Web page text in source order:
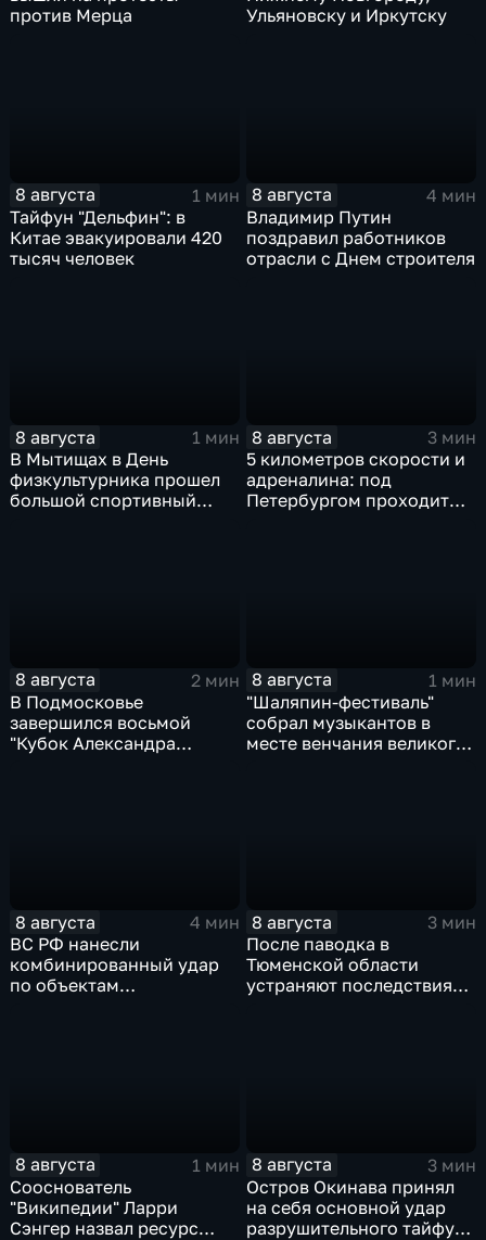
против Мерца
Ульяновску и Иркутску
8 августа
1 мин
Тайфун "Дельфин": в
Китае эвакуировали 420
тысяч человек
8 августа
4 мин
Владимир Путин
поздравил работников
отрасли с Днем строителя
8 августа
1 мин
В Мытищах в День
физкультурника прошел
большой спортивный
8 августа
3 мин
5 километров скорости и
адреналина: под
Петербургом проходит
8 августа
2 мин
В Подмосковье
завершился восьмой
"Кубок Александра
8 августа
1 мин
"Шаляпин‑фестиваль"
собрал музыкантов в
месте венчания великого
8 августа
4 мин
ВС РФ нанесли
комбинированный удар
по объектам
8 августа
3 мин
После паводка в
Тюменской области
устраняют последствия
8 августа
1 мин
Сооснователь
"Википедии" Ларри
Сэнгер назвал ресурс
8 августа
3 мин
Остров Окинава принял
на себя основной удар
разрушительного тайфуна